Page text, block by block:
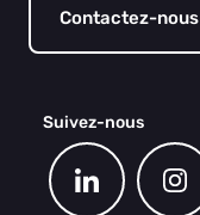
Contactez-nous
Suivez-nous